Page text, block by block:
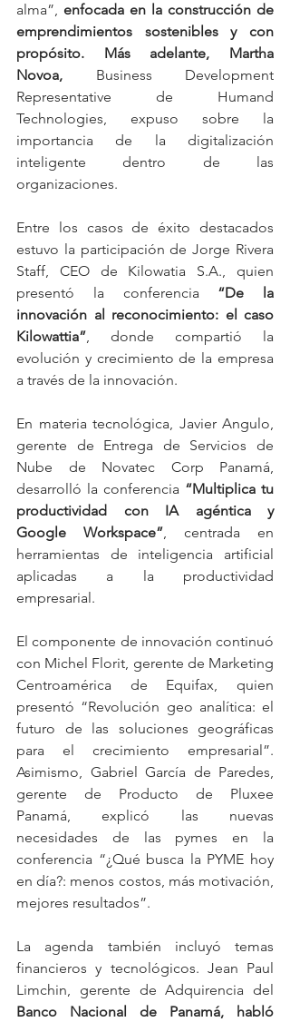
alma”, enfocada en la construcción de
emprendimientos sostenibles y con
propósito. Más adelante, Martha
Novoa, Business Development
Representative de Humand
Technologies, expuso sobre la
importancia de la digitalización
inteligente dentro de las
organizaciones.
Entre los casos de éxito destacados
estuvo la participación de Jorge Rivera
Staff, CEO de Kilowatia S.A., quien
presentó la conferencia “De la
innovación al reconocimiento: el caso
Kilowattia”, donde compartió la
evolución y crecimiento de la empresa
a través de la innovación.
En materia tecnológica, Javier Angulo,
gerente de Entrega de Servicios de
Nube de Novatec Corp Panamá,
desarrolló la conferencia “Multiplica tu
productividad con IA agéntica y
Google Workspace”, centrada en
herramientas de inteligencia artificial
aplicadas a la productividad
empresarial.
El componente de innovación continuó
con Michel Florit, gerente de Marketing
Centroamérica de Equifax, quien
presentó “Revolución geo analítica: el
futuro de las soluciones geográficas
para el crecimiento empresarial”.
Asimismo, Gabriel García de Paredes,
gerente de Producto de Pluxee
Panamá, explicó las nuevas
necesidades de las pymes en la
conferencia “¿Qué busca la PYME hoy
en día?: menos costos, más motivación,
mejores resultados”.
La agenda también incluyó temas
financieros y tecnológicos. Jean Paul
Banco Nacional de Panamá, habló